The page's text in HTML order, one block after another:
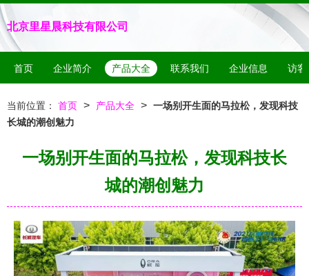
北京里星晨科技有限公司
首页 企业简介 产品大全 联系我们 企业信息 访客
当前位置： 首页 > 产品大全 > 一场别开生面的马拉松，发现科技
长城的潮创魅力
一场别开生面的马拉松，发现科技长
城的潮创魅力